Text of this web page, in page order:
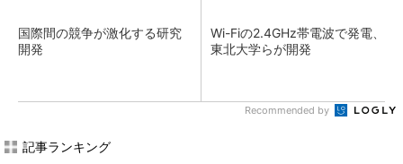
国際間の競争が激化する研究
開発
Wi-Fiの2.4GHz帯電波で発電、
東北大学らが開発
Recommended by
記事ランキング